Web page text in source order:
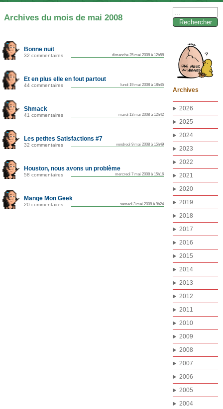
Archives du mois de mai 2008
Bonne nuit
32 commentaires dimanche 25 mai 2008 à 12h58
Et en plus elle en fout partout
44 commentaires lundi 19 mai 2008 à 18h45
Shmack
41 commentaires mardi 13 mai 2008 à 12h42
Les petites Satisfactions #7
32 commentaires vendredi 9 mai 2008 à 15h49
Houston, nous avons un problème
58 commentaires mercredi 7 mai 2008 à 15h16
Mange Mon Geek
20 commentaires samedi 3 mai 2008 à 9h24
Archives
2026
2025
2024
2023
2022
2021
2020
2019
2018
2017
2016
2015
2014
2013
2012
2011
2010
2009
2008
2007
2006
2005
2004